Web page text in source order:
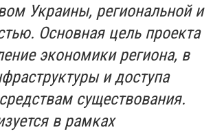
Украины, региональной и
Основная цель проекта
экономики региона, в
и доступа
существования.
в рамках